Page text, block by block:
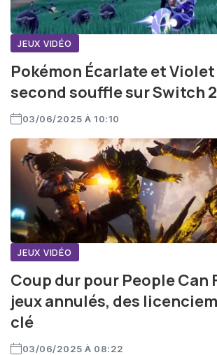
JEUX VIDÉO
Pokémon Écarlate et Violet
second souffle sur Switch
03/06/2025 À 10:10
JEUX VIDÉO
Coup dur pour People Can
jeux annulés, des
clé
03/06/2025 À 08:22